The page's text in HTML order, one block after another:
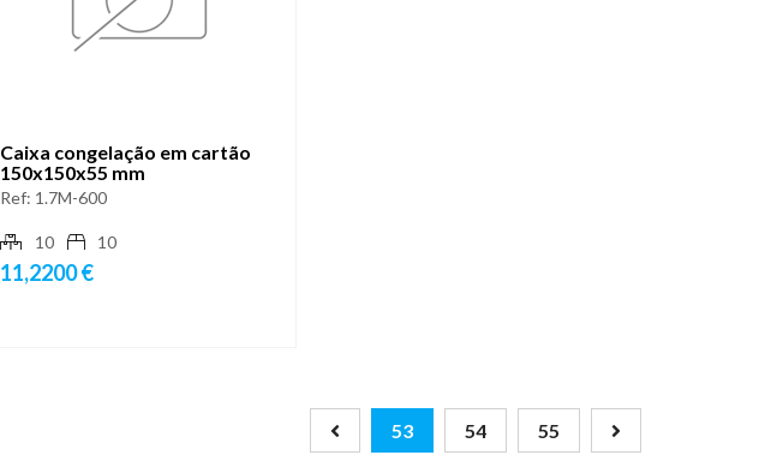
Caixa congelação em cartão
150x150x55 mm
Ref: 1.7M-600
10 10
11,2200 €
53 54 55